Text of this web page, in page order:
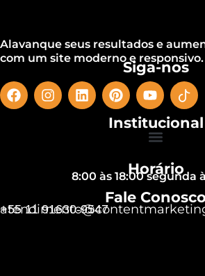
Alavanque seus resultados e
com um site moderno e responsivo.
Siga-nos
Institucional
Horário
8:00 às 18:00 segunda
Fale Conosco
+55 11 91630-9547